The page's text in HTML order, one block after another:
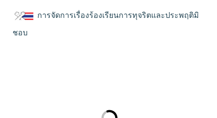
การจัดการเรื่องร้องเรียนการทุจริตและประพฤติมิ
ชอบ